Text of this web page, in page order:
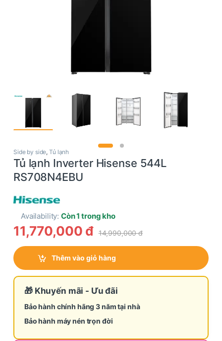
Side by side,Tủ lạnh
Tủ lạnh Inverter Hisense 544L
RS708N4EBU
Availability:Còn 1 trong kho
11,770,000 đ 14,990,000đ
Thêm vào giỏ hàng
🎁 Khuyến mãi - Ưu đãi
Bảo hành chính hãng 3 năm tại nhà
Bảo hành máy nén trọn đời